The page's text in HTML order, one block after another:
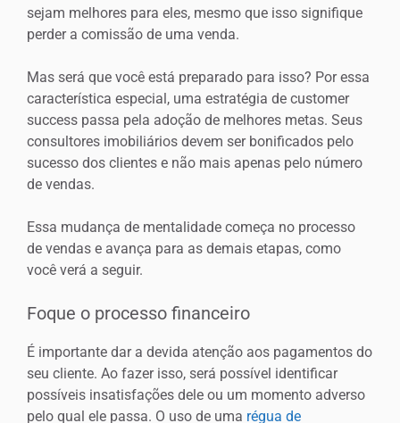
sejam melhores para eles, mesmo que isso signifique
perder a comissão de uma venda.
Mas será que você está preparado para isso? Por essa
característica especial, uma estratégia de customer
success passa pela adoção de melhores metas. Seus
consultores imobiliários devem ser bonificados pelo
sucesso dos clientes e não mais apenas pelo número
de vendas.
Essa mudança de mentalidade começa no processo
de vendas e avança para as demais etapas, como
você verá a seguir.
Foque o processo financeiro
É importante dar a devida atenção aos pagamentos do
seu cliente. Ao fazer isso, será possível identificar
possíveis insatisfações dele ou um momento adverso
pelo qual ele passa. O uso de uma régua de